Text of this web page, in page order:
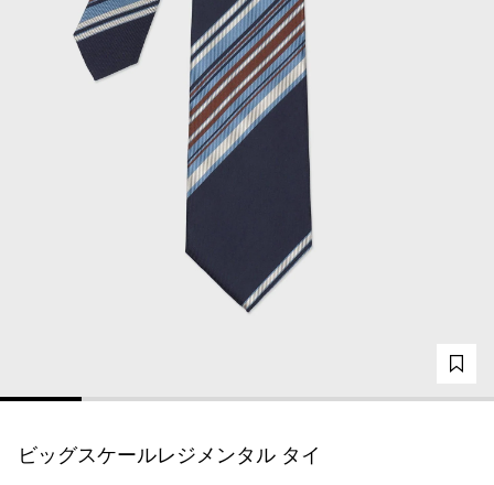
ビッグスケールレジメンタル タイ